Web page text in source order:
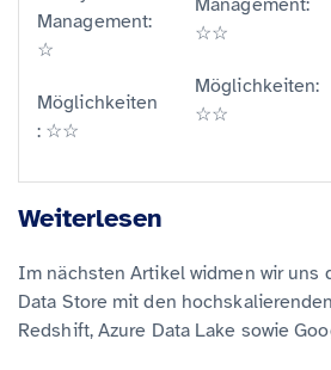
Management:
☆
Möglichkeiten
: ☆☆
Management:
☆☆
Möglichkeiten:
☆☆
Weiterlesen
Im nächsten Artikel widmen wir uns
Data Store mit den
Redshift, Azure Data Lake sowie